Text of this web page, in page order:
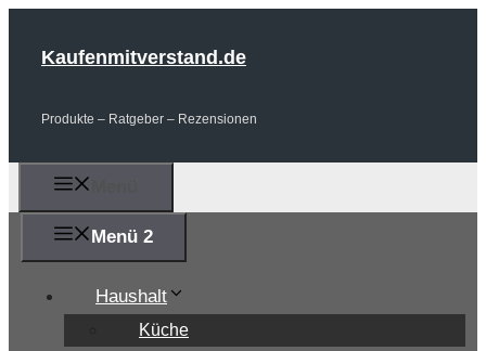
InhaltKaufenmitverstand.de
Produkte – Ratgeber – Rezensionen
Menü 2
Haushalt
Küche